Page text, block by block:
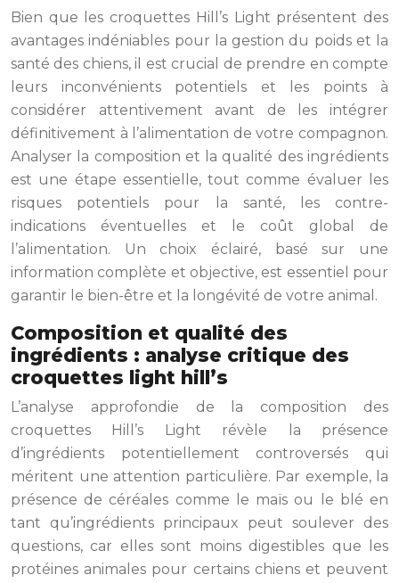
Bien que les croquettes Hill’s Light présentent des
avantages indéniables pour la gestion du poids et la
santé des chiens, il est crucial de prendre en compte
leurs inconvénients potentiels et les points à
considérer attentivement avant de les intégrer
définitivement à l’alimentation de votre compagnon.
Analyser la composition et la qualité des ingrédients
est une étape essentielle, tout comme évaluer les
risques potentiels pour la santé, les contre-
indications éventuelles et le coût global de
l’alimentation. Un choix éclairé, basé sur une
information complète et objective, est essentiel pour
garantir le bien-être et la longévité de votre animal.
Composition et qualité des
ingrédients : analyse critique des
croquettes light hill’s
L’analyse approfondie de la composition des
croquettes Hill’s Light révèle la présence
d’ingrédients potentiellement controversés qui
méritent une attention particulière. Par exemple, la
présence de céréales comme le maïs ou le blé en
tant qu’ingrédients principaux peut soulever des
questions, car elles sont moins digestibles que les
protéines animales pour certains chiens et peuvent